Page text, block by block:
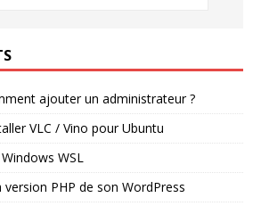
ajouter un administrateur ?
VLC / Vino pour Ubuntu
WSL
PHP de son WordPress